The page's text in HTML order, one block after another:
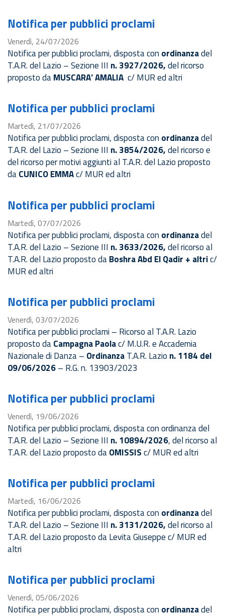
Notifica per pubblici proclami
Venerdì, 24/07/2026
Notifica per pubblici proclami, disposta con ordinanzadel
T.A.R. del Lazio – Sezione III n. 3927/2026,del ricorso
proposto daMUSCARA’ AMALIA c/ MUR ed altri
Notifica per pubblici proclami
Martedì, 21/07/2026
Notifica per pubblici proclami, disposta con ordinanzadel
T.A.R. del Lazio – Sezione III n. 3854/2026,del ricorso e
del ricorso per motivi aggiunti al T.A.R. del Lazio proposto
daCUNICO EMMAc/ MUR ed altri
Notifica per pubblici proclami
Martedì, 07/07/2026
Notifica per pubblici proclami, disposta con ordinanzadel
T.A.R. del Lazio – Sezione III n. 3633/2026,del ricorso al
T.A.R. del Lazioproposto daBoshra Abd El Qadir + altric/
MUR ed altri
Notifica per pubblici proclami
Venerdì, 03/07/2026
Notifica per pubblici proclami – Ricorso al T.A.R. Lazio
proposto daCampagna Paolac/ M.U.R. e Accademia
Nazionale di Danza – OrdinanzaT.A.R. Lazio n. 1184 del
09/06/2026– R.G. n. 13903/2023
Notifica per pubblici proclami
Venerdì, 19/06/2026
Notifica per pubblici proclami, disposta con ordinanza del
T.A.R. del Lazio – Sezione III n. 10894/2026, del ricorso al
T.A.R. del Lazio proposto daOMISSISc/ MUR ed altri
Notifica per pubblici proclami
Martedì, 16/06/2026
Notifica per pubblici proclami, disposta con ordinanzadel
T.A.R. del Lazio – Sezione III n. 3131/2026,del ricorso al
T.A.R. del Lazioproposto da Levita Giuseppe c/ MUR ed
altri
Notifica per pubblici proclami
Venerdì, 05/06/2026
Notifica per pubblici proclami, disposta con ordinanzadel